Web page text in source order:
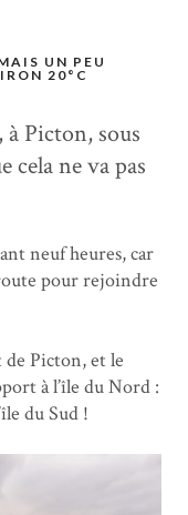
UN PEU
20°C
à Picton, sous
cela ne va pas
neuf heures, car
pour rejoindre
de Picton, et le
à l’île du Nord :
du Sud !